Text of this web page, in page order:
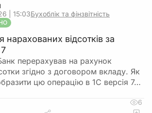
| 15:03Бухоблік та фінзвітність
відсотків за
перерахував на рахунок
згідно з договором вкладу. Як
цю операцію в 1С версія 7…
6